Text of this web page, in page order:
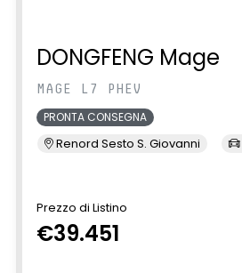
DONGFENG Mage
MAGE L7 PHEV
PRONTA CONSEGNA
Renord Sesto S. Giovanni
Prezzo di Listino
€39.451